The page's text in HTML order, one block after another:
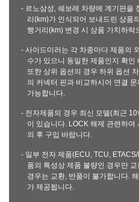
- 르노삼성, 쉐보레 차량에 계기판을
리(km)가 인식되어 보내드린 상품
행거리(km) 변경 시 상품 가치하
- 사이드미러는 각 차종마다 제품의
수가 있으니 동일한 제품인지 확인
또한 상위 옵션의 경우 하위 옵션
의 커넥터 핀과 비교하시어 연결
가능합니다.
- 전자제품의 경우 최신 모델(최근
이 있습니다. LOCK 해제 관련하
의 후 구입 바랍니다.
- 일부 전자 제품(ECU, TCU,
품의 특성상 제품 불량인 경우만
경우는 교환, 반품이 불가합니다.
가 제공됩니다.